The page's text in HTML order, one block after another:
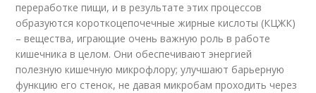
переработке пищи, и в результате этих процессов
образуются короткоцепочечные жирные кислоты (КЦЖК)
– вещества, играющие очень важную роль в работе
кишечника в целом. Они обеспечивают энергией
полезную кишечную микрофлору; улучшают барьерную
функцию его стенок, не давая микробам проходить через